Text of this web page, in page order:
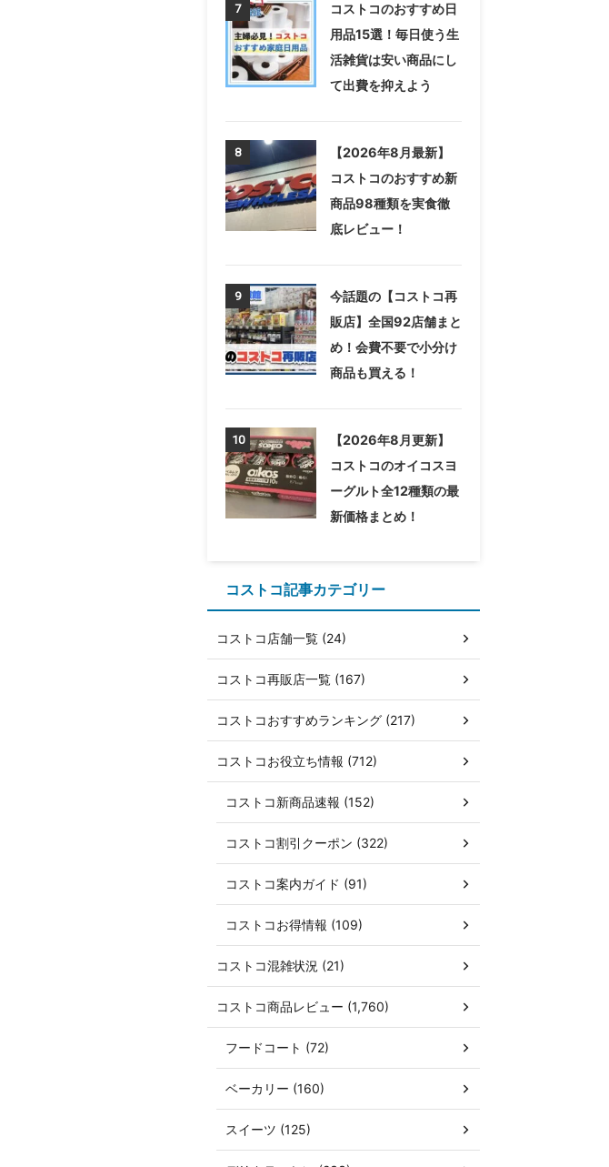
7
コストコのおすすめ日
用品15選！毎日使う生
活雑貨は安い商品にし
て出費を抑えよう
8
【2026年8月最新】
コストコのおすすめ新
商品98種類を実食徹
底レビュー！
9
今話題の【コストコ再
販店】全国92店舗まと
め！会費不要で小分け
商品も買える！
10
【2026年8月更新】
コストコのオイコスヨ
ーグルト全12種類の最
新価格まとめ！
コストコ記事カテゴリー
コストコ店舗一覧 (24)
コストコ再販店一覧 (167)
コストコおすすめランキング (217)
コストコお役立ち情報 (712)
コストコ新商品速報 (152)
コストコ割引クーポン (322)
コストコ案内ガイド (91)
コストコお得情報 (109)
コストコ混雑状況 (21)
コストコ商品レビュー (1,760)
フードコート (72)
ベーカリー (160)
スイーツ (125)